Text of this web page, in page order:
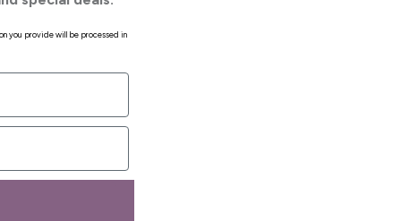
you provide will be processed in